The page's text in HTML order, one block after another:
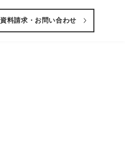
資料請求・お問い合わせ